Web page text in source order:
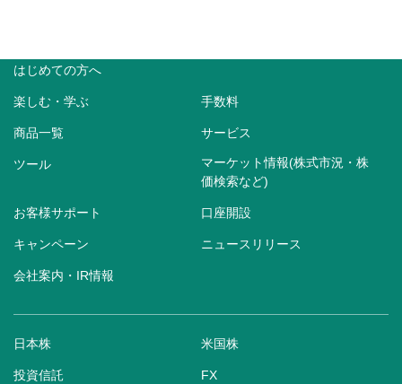
はじめての方へ
楽しむ・学ぶ 手数料
商品一覧 サービス
ツール
マーケット情報(株式市況・株
価検索など)
お客様サポート 口座開設
キャンペーン ニュースリリース
会社案内・IR情報
日本株 米国株
投資信託 FX